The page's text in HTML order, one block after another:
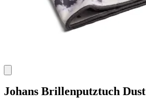
Johans Brillenputztuch Dust